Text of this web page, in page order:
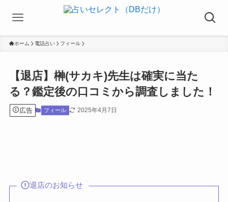
ホーム 電話占い フィール
【退店】榊(サカキ)先生は確実に当た
る？鑑定後の口コミから調査しました！
広告 フィール 2025年4月7日
退店のお知らせ